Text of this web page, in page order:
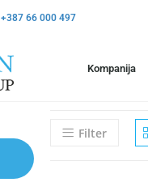
+387 66 000 497
Kompanija
Filter